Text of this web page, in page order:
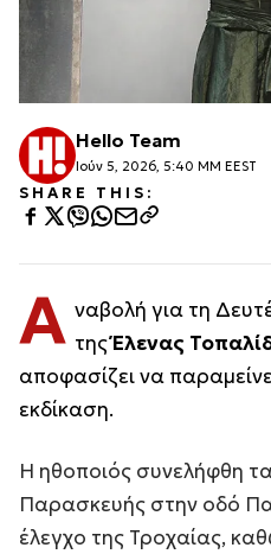
Hello Team
Ιούν 5, 2026, 5:40 ΜΜ EEST
SHARE THIS:
Α ναβολή για τη
τηςΈλενας
αποφασίζει να
εκδίκαση.
Η ηθοποιός συνελήφθη
Παρασκευής στην οδό
έλεγχο της Τροχαίας,